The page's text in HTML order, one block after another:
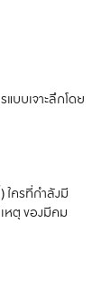
บบเจาะลึกโดย
ใครที่กำลังมี
หตุ ของมีคม